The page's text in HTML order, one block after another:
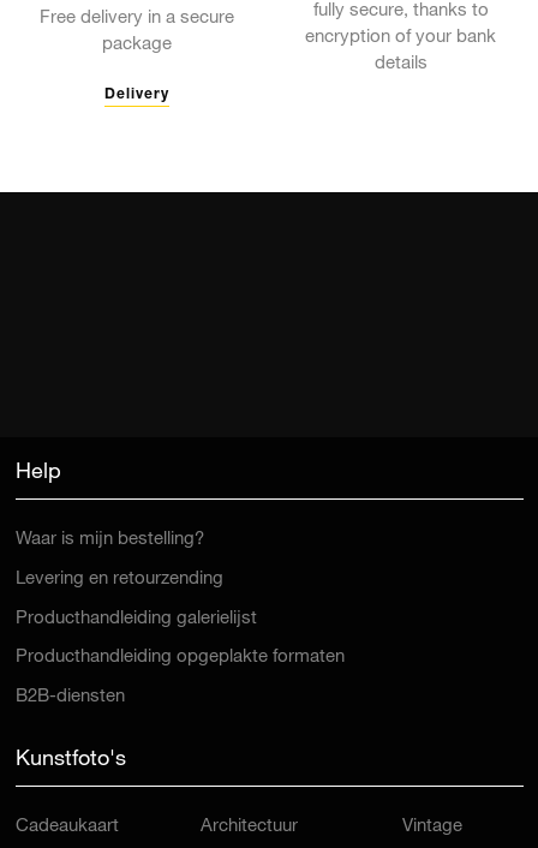
Free delivery in a secure
package
Delivery
fully secure, thanks to
encryption of your bank
details
Help
Waar is mijn bestelling?
Levering en retourzending
Producthandleiding galerielijst
Producthandleiding opgeplakte formaten
B2B-diensten
Kunstfoto's
Cadeaukaart Architectuur Vintage